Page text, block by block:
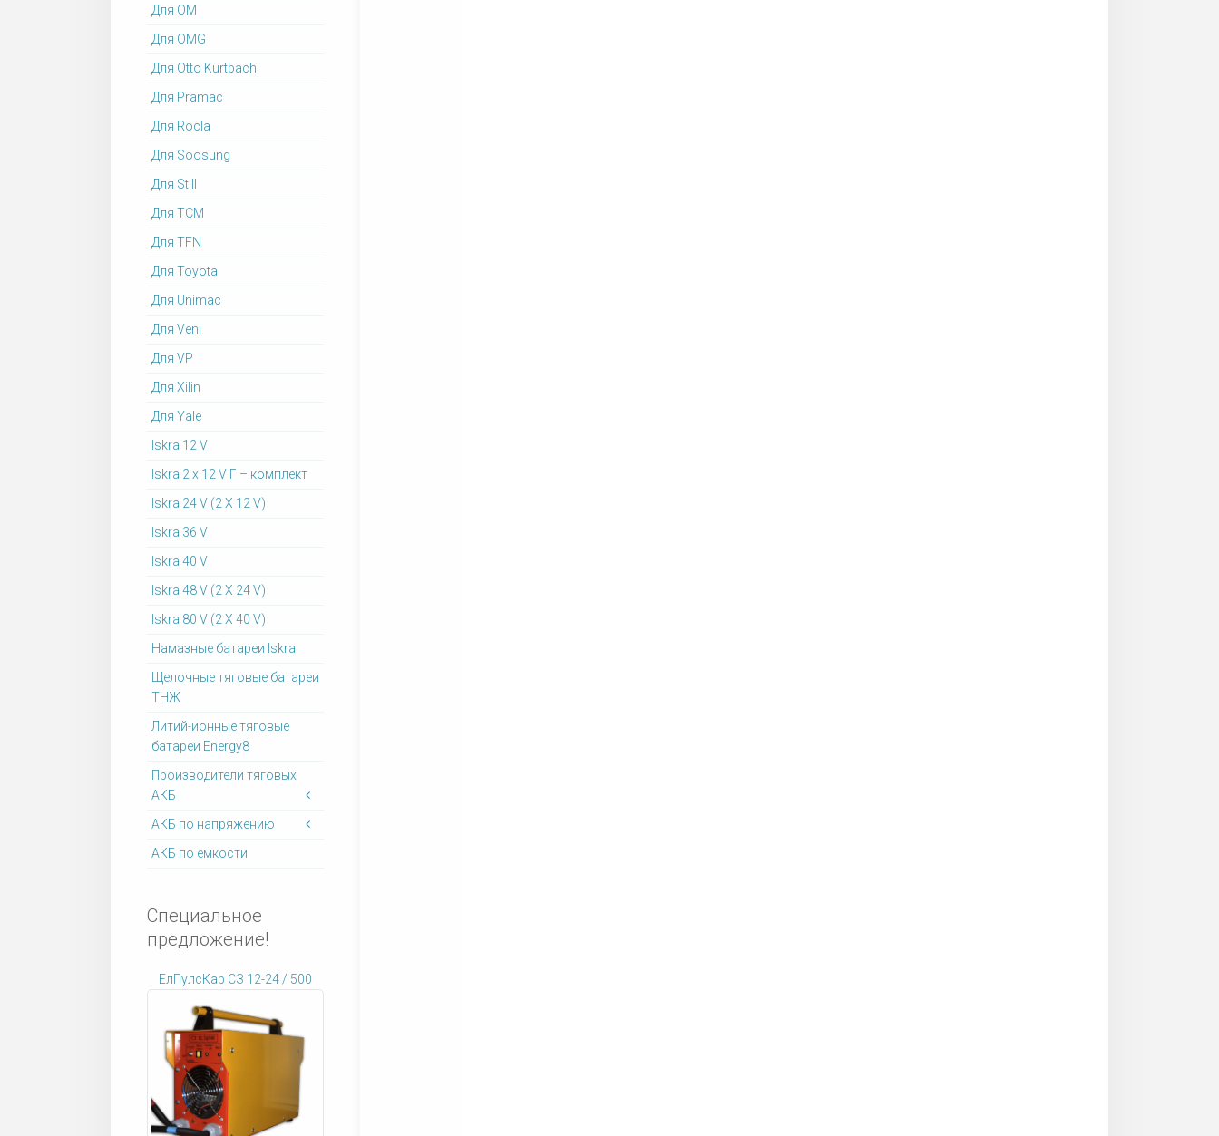
Для OM
Для OMG
Для Otto Kurtbach
Для Pramac
Для Rocla
Для Soosung
Для Still
Для TCM
Для TFN
Для Toyota
Для Unimac
Для Veni
Для VP
Для Xilin
Для Yale
Iskra 12 V
Iskra 2 x 12 V Г – комплект
Iskra 24 V (2 X 12 V)
Iskra 36 V
Iskra 40 V
Iskra 48 V (2 X 24 V)
Iskra 80 V (2 X 40 V)
Намазные батареи Iskra
Щелочные тяговые батареи
ТНЖ
Литий-ионные тяговые
батареи Energy8
Производители тяговых
АКБ
АКБ по напряжению
АКБ по емкости
Специальное
предложение!
ЕлПулсКар СЗ 12-24 / 500